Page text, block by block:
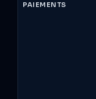
PAIEMENTS